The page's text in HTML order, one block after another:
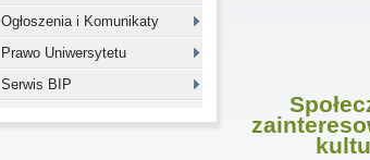
Ogłoszenia i Komunikaty
Prawo Uniwersytetu
Serwis BIP